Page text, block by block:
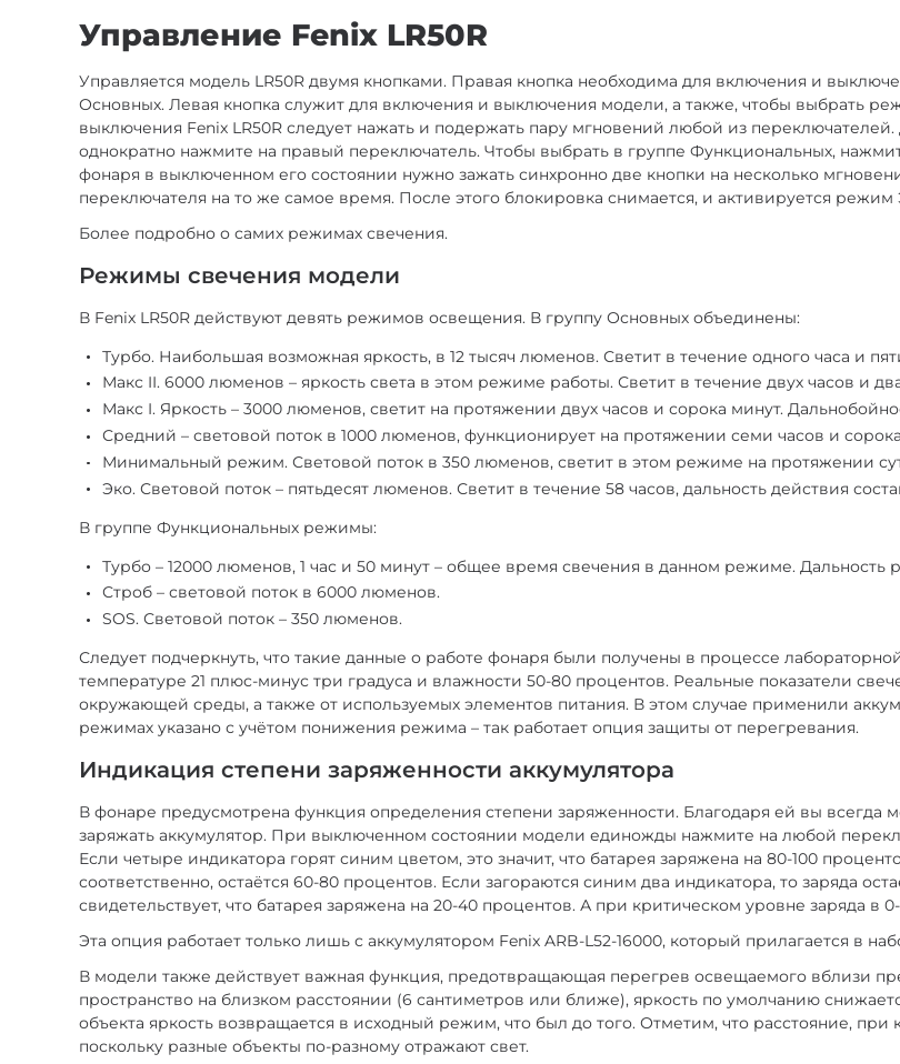
Управление Fenix LR50R
Управляется модель LR50R двумя кнопками. Правая кнопка необходима для включения и
Основных. Левая кнопка служит для включения и выключения модели, а также, чтобы выбрать
выключения Fenix LR50R следует нажать и подержать пару мгновений любой из
однократно нажмите на правый переключатель. Чтобы выбрать в группе Функциональных,
фонаря в выключенном его состоянии нужно зажать синхронно две кнопки на несколько
переключателя на то же самое время. После этого блокировка снимается, и активируется режим
Более подробно о самих режимах свечения.
Режимы свечения модели
В Fenix LR50R действуют девять режимов освещения. В группу Основных объединены:
Турбо. Наибольшая возможная яркость, в 12 тысяч люменов. Светит в течение одного часа и
Макс II. 6000 люменов – яркость света в этом режиме работы. Светит в течение двух часов и
Макс I. Яркость – 3000 люменов, светит на протяжении двух часов и сорока минут.
Средний – световой поток в 1000 люменов, функционирует на протяжении семи часов и
Минимальный режим. Световой поток в 350 люменов, светит в этом режиме на протяжении
Эко. Световой поток – пятьдесят люменов. Светит в течение 58 часов, дальность действия
В группе Функциональных режимы:
Турбо – 12000 люменов, 1 час и 50 минут – общее время свечения в данном режиме. Дальность
Строб – световой поток в 6000 люменов.
SOS. Световой поток – 350 люменов.
Следует подчеркнуть, что такие данные о работе фонаря были получены в процессе
температуре 21 плюс-минус три градуса и влажности 50-80 процентов. Реальные показатели
окружающей среды, а также от используемых элементов питания. В этом случае применили
режимах указано с учётом понижения режима – так работает опция защиты от перегревания.
Индикация степени заряженности аккумулятора
В фонаре предусмотрена функция определения степени заряженности. Благодаря ей вы всегда
заряжать аккумулятор. При выключенном состоянии модели единожды нажмите на любой
Если четыре индикатора горят синим цветом, это значит, что батарея заряжена на 80-100
соответственно, остаётся 60-80 процентов. Если загораются синим два индикатора, то заряда
свидетельствует, что батарея заряжена на 20-40 процентов. А при критическом уровне заряда
Эта опция работает только лишь с аккумулятором Fenix ARB-L52-16000, который прилагается в
В модели также действует важная функция, предотвращающая перегрев освещаемого вблизи
пространство на близком расстоянии (6 сантиметров или ближе), яркость по умолчанию
объекта яркость возвращается в исходный режим, что был до того. Отметим, что расстояние,
поскольку разные объекты по-разному отражают свет.